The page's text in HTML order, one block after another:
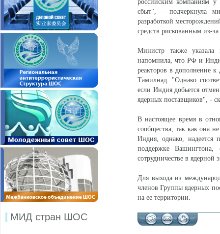
МИД стран ШОС
российским компаниям у
сбыт", - подчеркнула
разработкой
средств рискованным из-
Министр также указала
напомнила, что РФ и
реакторов в дополнение
Тамилнад. "Однако
если Индия добьется
ядерных поставщиков", -
В настоящее время в
сообщества, так как она
Индия, однако,
поддержке
сотрудничестве в ядерной
Для выхода из
членов Группы ядерных
на ее территории.